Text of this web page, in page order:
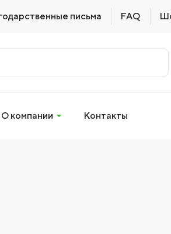
письма FAQ
О компании Контакты